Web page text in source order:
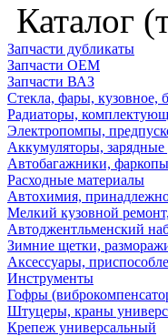
Каталог
Запчасти дубликаты
Запчасти ОЕМ
Запчасти ВАЗ
Стекла, фары, кузовное,
Радиаторы,
Электропомпы,
Аккумуляторы, зарядные
Автобагажники, фаркопы
Расходные материалы
Автохимия,
Мелкий кузовной
Автоджентльменский
Зимние щетки,
Аксессуары,
Инструменты
Гофры
Штуцеры, краны
Крепеж универсальный